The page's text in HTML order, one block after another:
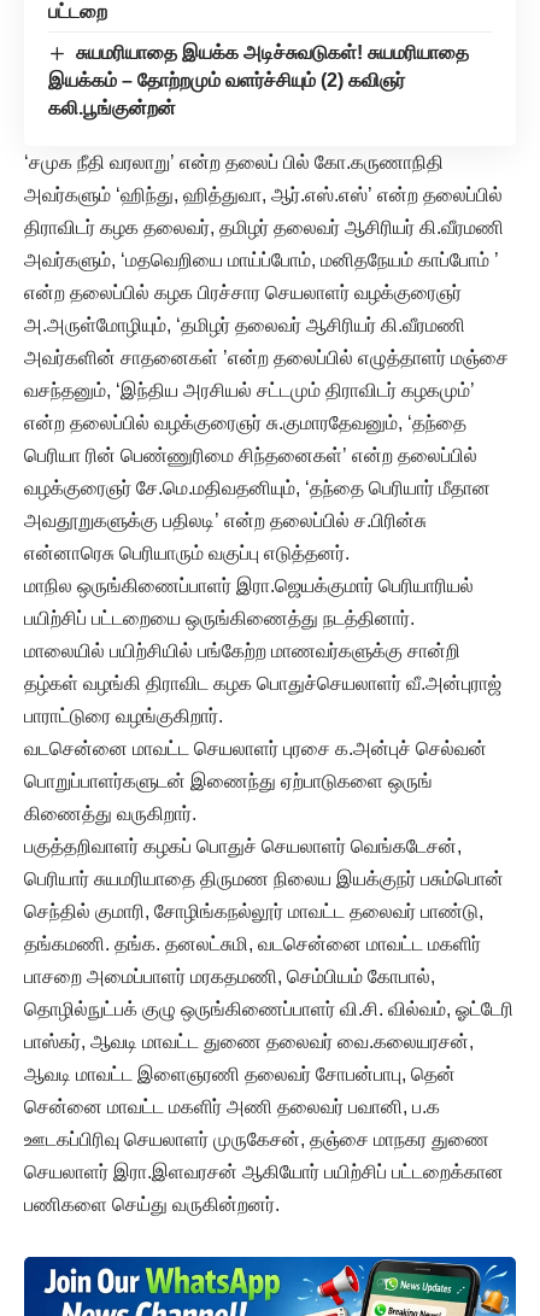
பட்டறை
சுயமரியாதை இயக்க அடிச்சுவடுகள்! சுயமரியாதை
இயக்கம் – தோற்றமும் வளர்ச்சியும் (2) கவிஞர்
கலி.பூங்குன்றன்
‘சமுக நீதி வரலாறு’ என்ற தலைப் பில் கோ.கருணாநிதி
அவர்களும் ‘ஹிந்து, ஹித்துவா, ஆர்.எஸ்.எஸ்’ என்ற தலைப்பில்
திராவிடர் கழக தலைவர், தமிழர் தலைவர் ஆசிரியர் கி.வீரமணி
அவர்களும், ‘மதவெறியை மாய்ப்போம், மனிதநேயம் காப்போம் ’
என்ற தலைப்பில் கழக பிரச்சார செயலாளர் வழக்குரைஞர்
அ.அருள்மோழியும், ‘தமிழர் தலைவர் ஆசிரியர் கி.வீரமணி
அவர்களின் சாதனைகள் ’என்ற தலைப்பில் எழுத்தாளர் மஞ்சை
வசந்தனும், ‘இந்திய அரசியல் சட்டமும் திராவிடர் கழகமும்’
என்ற தலைப்பில் வழக்குரைஞர் சு.குமாரதேவனும், ‘தந்தை
பெரியா ரின் பெண்ணுரிமை சிந்தனைகள்’ என்ற தலைப்பில்
வழக்குரைஞர் சே.மெ.மதிவதனியும், ‘தந்தை பெரியார் மீதான
அவதூறுகளுக்கு பதிலடி’ என்ற தலைப்பில் ச.பிரின்சு
என்னாரெசு பெரியாரும் வகுப்பு எடுத்தனர்.
மாநில ஒருங்கிணைப்பாளர் இரா.ஜெயக்குமார் பெரியாரியல்
பயிற்சிப் பட்டறையை ஒருங்கிணைத்து நடத்தினார்.
மாலையில் பயிற்சியில் பங்கேற்ற மாணவர்களுக்கு சான்றி
தழ்கள் வழங்கி திராவிட கழக பொதுச்செயலாளர் வீ.அன்புராஜ்
பாராட்டுரை வழங்குகிறார்.
வடசென்னை மாவட்ட செயலாளர் புரசை க.அன்புச் செல்வன்
பொறுப்பாளர்களுடன் இணைந்து ஏற்பாடுகளை ஒருங்
கிணைத்து வருகிறார்.
பகுத்தறிவாளர் கழகப் பொதுச் செயலாளர் வெங்கடேசன்,
பெரியார் சுயமரியாதை திருமண நிலைய இயக்குநர் பசும்பொன்
செந்தில் குமாரி, சோழிங்கநல்லூர் மாவட்ட தலைவர் பாண்டு,
தங்கமணி. தங்க. தனலட்சுமி, வடசென்னை மாவட்ட மகளிர்
பாசறை அமைப்பாளர் மரகதமணி, செம்பியம் கோபால்,
தொழில்நுட்பக் குழு ஒருங்கிணைப்பாளர் வி.சி. வில்வம், ஓட்டேரி
பாஸ்கர், ஆவடி மாவட்ட துணை தலைவர் வை.கலையரசன்,
ஆவடி மாவட்ட இளைஞரணி தலைவர் சோபன்பாபு, தென்
சென்னை மாவட்ட மகளிர் அணி தலைவர் பவானி, ப.க
ஊடகப்பிரிவு செயலாளர் முருகேசன், தஞ்சை மாநகர துணை
செயலாளர் இரா.இளவரசன் ஆகியோர் பயிற்சிப் பட்டறைக்கான
பணிகளை செய்து வருகின்றனர்.